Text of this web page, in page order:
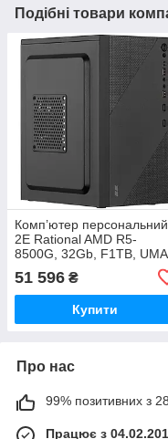
Подібні товари
Комп’ютер персональний
2E Rational AMD R5-
8500G, 32Gb, F1TB, UMA,
Win11PE
51 596 ₴
Купити
Про нас
99% позитивних з
Працює з